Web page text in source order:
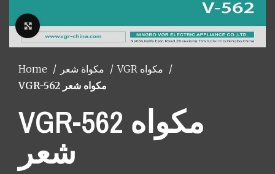
Click to enlarge
Home
VGR-562 مكواه شعر
VGR-562 مكواه
شعر